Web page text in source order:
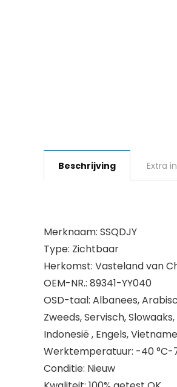
Beschrijving Extra
Merknaam: SSQDJY
Type: Zichtbaar
Herkomst: Vasteland van
OEM-NR.: 89341-YY040
OSD-taal: Albanees,
Zweeds, Servisch,
Indonesië , Engels,
Werktemperatuur: -40 °C-
Conditie: Nieuw